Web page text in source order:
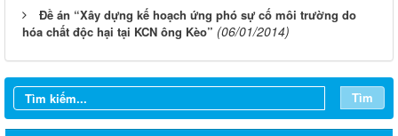
Đề án “Xây dựng kế hoạch ứng phó sự cố môi trường do
hóa chất độc hại tại KCN ông Kèo” (06/01/2014)
Tìm